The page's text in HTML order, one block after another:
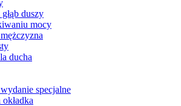
duszy
mocy
ducha
specjalne